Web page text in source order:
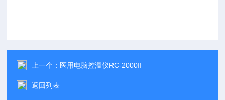
上一个： 医用电脑控温仪RC-2000II
返回列表